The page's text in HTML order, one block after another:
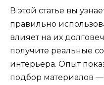
В этой статье вы
правильно
влияет на их
получите реальные
интерьера. Опыт
подбор материалов —